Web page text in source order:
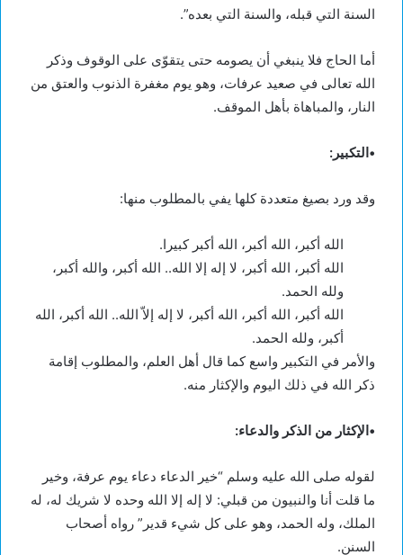
السنة التي قبله، والسنة التي بعده”.
أما الحاج فلا ينبغي أن يصومه حتى يتقوّى على الوقوف وذكر
الله تعالى في صعيد عرفات، وهو يوم مغفرة الذنوب والعتق من
النار، والمباهاة بأهل الموقف.
•التكبير:
وقد ورد بصيغ متعددة كلها يفي بالمطلوب منها:
الله أكبر، الله أكبر، الله أكبر كبيرا.
الله أكبر، الله أكبر، لا إله إلا الله.. الله أكبر، والله أكبر،
ولله الحمد.
الله أكبر، الله أكبر، الله أكبر، لا إله إلاّ الله.. الله أكبر، الله
أكبر، ولله الحمد.
والأمر في التكبير واسع كما قال أهل العلم، والمطلوب إقامة
ذكر الله في ذلك اليوم والإكثار منه.
•الإكثار من الذكر والدعاء:
لقوله صلى الله عليه وسلم “خير الدعاء دعاء يوم عرفة، وخير
ما قلت أنا والنبيون من قبلي: لا إله إلا الله وحده لا شريك له، له
الملك، وله الحمد، وهو على كل شيء قدير” رواه أصحاب
السنن.